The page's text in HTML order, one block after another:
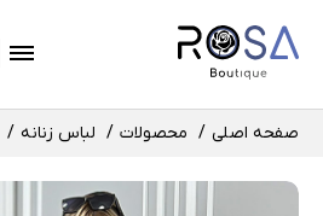
صفحه اصلی محصولات لباس زنانه